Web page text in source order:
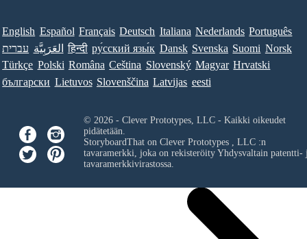
English Español Français Deutsch Italiana Nederlands Português
עברית العَرَبِيَّة हिन्दी ру́сский язы́к Dansk Svenska Suomi Norsk
Türkçe Polski Româna Ceština Slovenský Magyar Hrvatski
български Lietuvos Slovenščina Latvijas eesti
© 2026 - Clever Prototypes, LLC - Kaikki oikeudet
pidätetään.
StoryboardThat on Clever Prototypes , LLC:n
tavaramerkki, joka on rekisteröity Yhdysvaltain patentti-
tavaramerkkivirastossa.